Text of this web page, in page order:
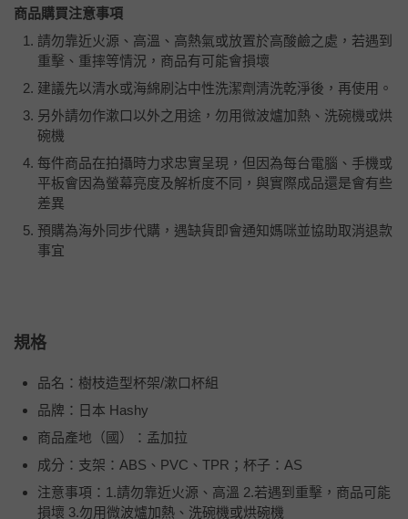
商品購買注意事項
請勿靠近火源、高溫、高熱氣或放置於高酸鹼之處，若遇到
重擊、重摔等情況，商品有可能會損壞
建議先以清水或海綿刷沾中性洗潔劑清洗乾淨後，再使用。
另外請勿作漱口以外之用途，勿用微波爐加熱、洗碗機或烘
碗機
每件商品在拍攝時力求忠實呈現，但因為每台電腦、手機或
平板會因為螢幕亮度及解析度不同，與實際成品還是會有些
差異
預購為海外同步代購，遇缺貨即會通知媽咪並協助取消退款
事宜
規格
品名：樹枝造型杯架/漱口杯組
品牌：日本 Hashy
商品產地（國）：孟加拉
成分：支架：ABS、PVC、TPR；杯子：AS
注意事項：1.請勿靠近火源、高溫 2.若遇到重擊，商品可能
損壞 3.勿用微波爐加熱、洗碗機或烘碗機